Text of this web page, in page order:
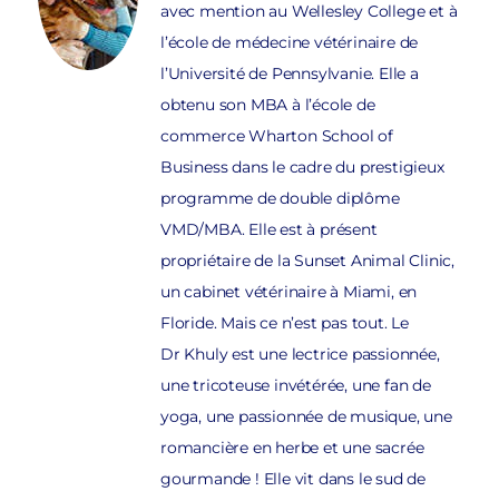
avec mention au Wellesley College et à
l’école de médecine vétérinaire de
l’Université de Pennsylvanie. Elle a
obtenu son MBA à l’école de
commerce Wharton School of
Business dans le cadre du prestigieux
programme de double diplôme
VMD/MBA. Elle est à présent
propriétaire de la Sunset Animal Clinic,
un cabinet vétérinaire à Miami, en
Floride. Mais ce n’est pas tout. Le
Dr Khuly est une lectrice passionnée,
une tricoteuse invétérée, une fan de
yoga, une passionnée de musique, une
romancière en herbe et une sacrée
gourmande ! Elle vit dans le sud de